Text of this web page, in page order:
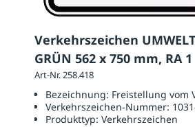
Verkehrszeichen
GRÜN 562 x 750 mm, RA 1
Art-Nr. 258.418
Bezeichnung: Freistellung vom
Verkehrszeichen-Nummer:
Produkttyp: Verkehrszeichen